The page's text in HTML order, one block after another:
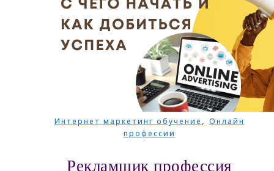
Интернет маркетинг обучение , Онлайн
профессии
Рекламщик профессия